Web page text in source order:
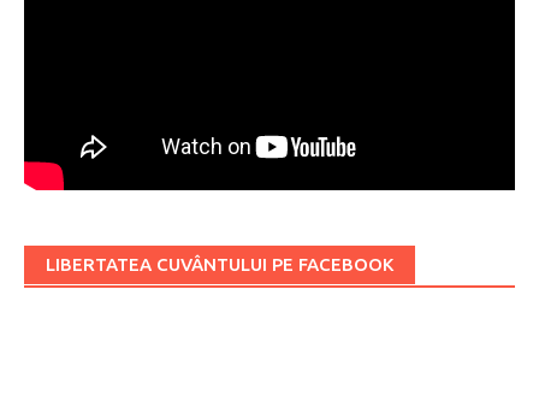
LIBERTATEA CUVÂNTULUI PE FACEBOOK